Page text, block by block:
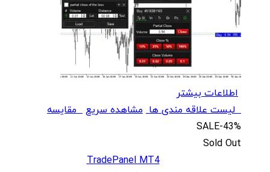
اطلاعات بیشتر
لیست علاقه مندی ها مشاهده سریعمقایسه
SALE-43%
Sold Out
TradePanel MT4